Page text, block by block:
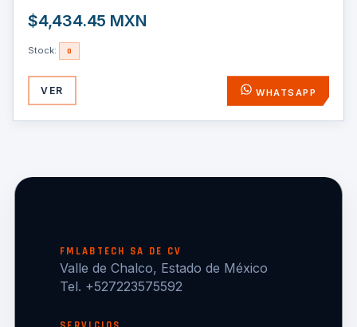
$4,434.45 MXN
Stock: 0
VER WHATSAPP
FMLABTECH SA DE CV
Valle de Chalco, Estado de México
Tel. +527223575592